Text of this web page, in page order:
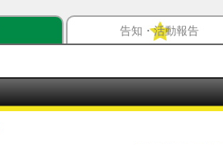
告知・活動報告